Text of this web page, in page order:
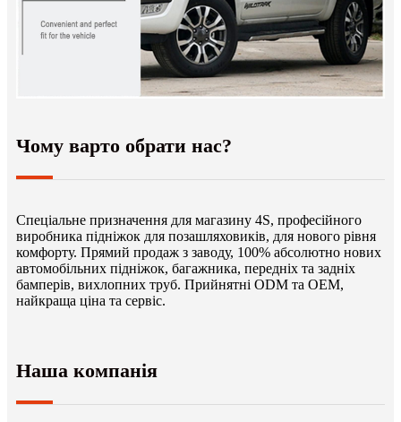
Чому варто обрати нас?
Спеціальне призначення для магазину 4S, професійного
виробника підніжок для позашляховиків, для нового рівня
комфорту. Прямий продаж з заводу, 100% абсолютно нових
автомобільних підніжок, багажника, передніх та задніх
бамперів, вихлопних труб. Прийнятні ODM та OEM,
найкраща ціна та сервіс.
Наша компанія